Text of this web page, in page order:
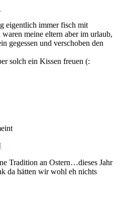
eigentlich immer fisch mit
meine eltern aber im urlaub,
gegessen und verschoben den
solch ein Kissen freuen (:
Tradition an Ostern…dieses Jahr
da hätten wir wohl eh nichts